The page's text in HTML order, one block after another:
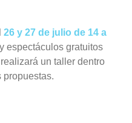
26 y 27 de julio de 14 a
espectáculos gratuitos
un taller dentro
propuestas.